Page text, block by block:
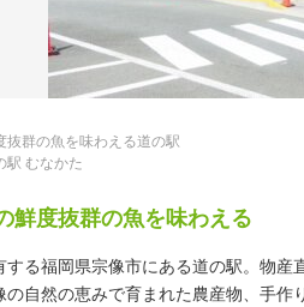
抜群の魚を味わえる道の駅
駅 むなかた
鮮度抜群の魚を味わえる
する福岡県宗像市にある道の駅。物
の自然の恵みで育まれた農産物、手作